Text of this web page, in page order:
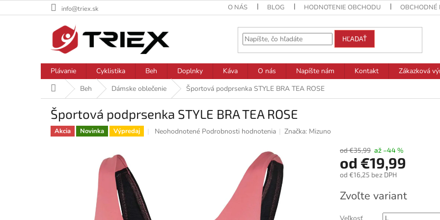
na
info@triex.sk O NÁS BLOG HODNOTENIE OBCHODU OBCHODNÉ
HĽADAŤ
Plávanie Cyklistika Beh Doplnky Káva O nás Napíšte nám Kontakt
Zákazková
DomovBeh Dámske oblečenie Športová podprsenka STYLE BRA TEA ROSE
Športová podprsenka STYLE BRA TEA ROSE
Akcia Novinka Výpredaj
Priemerné
Neohodnotené Podrobnosti hodnotenia Značka: Mizuno
od €35,99 až –44 %
od €19,99
od €16,25 bez DPH
cena:
Zvoľte variant